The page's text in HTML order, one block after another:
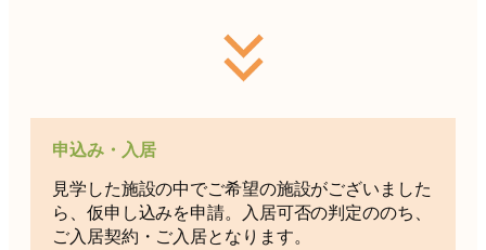
申込み・入居
見学した施設の中でご希望の施設がございました
ら、仮申し込みを申請。入居可否の判定ののち、
ご入居契約・ご入居となります。